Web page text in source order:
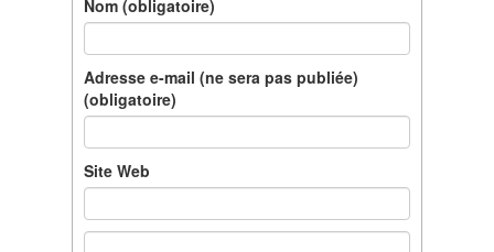
Nom (obligatoire)
Adresse e-mail (ne sera pas publiée)
(obligatoire)
Site Web